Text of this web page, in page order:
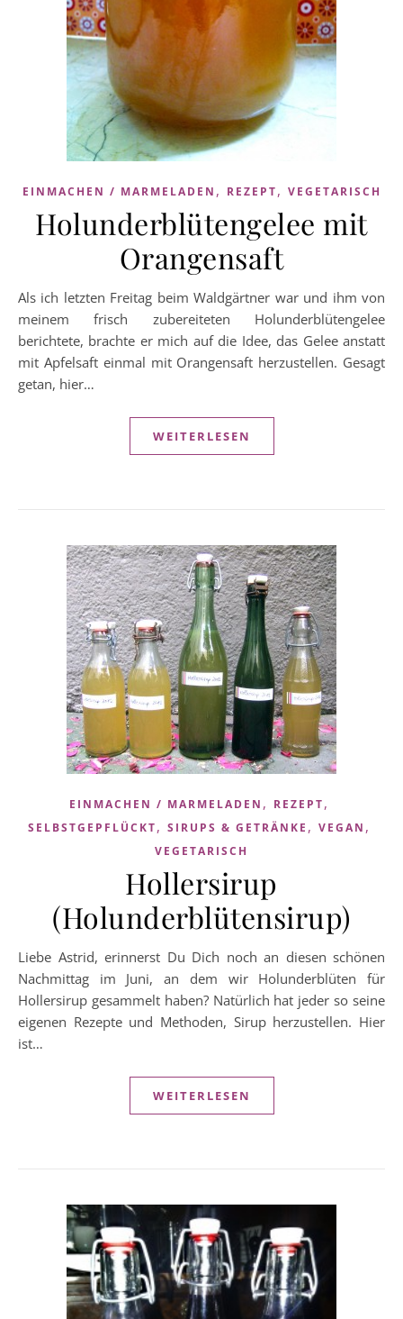
EINMACHEN / MARMELADEN , REZEPT, VEGETARISCH
Holunderblütengelee mit
Orangensaft
Als ich letzten Freitag beim Waldgärtner war und ihm von
meinem frisch zubereiteten Holunderblütengelee
berichtete, brachte er mich auf die Idee, das Gelee anstatt
mit Apfelsaft einmal mit Orangensaft herzustellen. Gesagt
getan, hier…
WEITERLESEN
EINMACHEN / MARMELADEN , REZEPT,
SELBSTGEPFLÜCKT, SIRUPS & GETRÄNKE , VEGAN ,
VEGETARISCH
Hollersirup
(Holunderblütensirup)
Liebe Astrid, erinnerst Du Dich noch an diesen schönen
Nachmittag im Juni, an dem wir Holunderblüten für
Hollersirup gesammelt haben? Natürlich hat jeder so seine
eigenen Rezepte und Methoden, Sirup herzustellen. Hier
ist…
WEITERLESEN